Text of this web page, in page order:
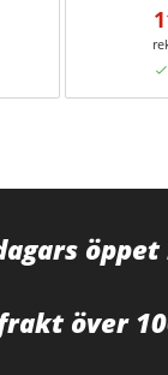
öppet
över